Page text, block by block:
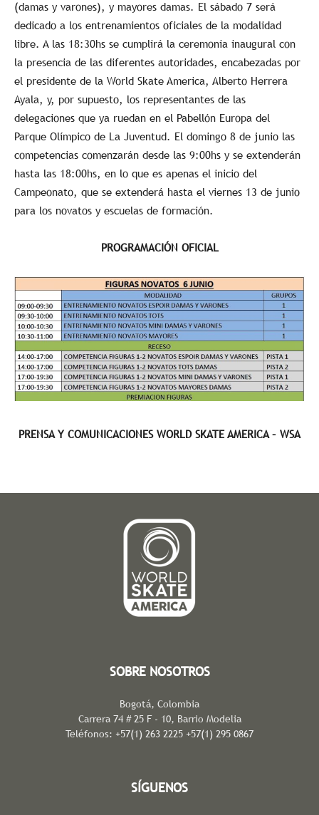
(damas y varones), y mayores damas. El sábado 7 será
dedicado a los entrenamientos oficiales de la modalidad
libre. A las 18:30hs se cumplirá la ceremonia inaugural con
la presencia de las diferentes autoridades, encabezadas por
el presidente de la World Skate America, Alberto Herrera
Ayala, y, por supuesto, los representantes de las
delegaciones que ya ruedan en el Pabellón Europa del
Parque Olímpico de La Juventud. El domingo 8 de junio las
competencias comenzarán desde las 9:00hs y se extenderán
hasta las 18:00hs, en lo que es apenas el inicio del
Campeonato, que se extenderá hasta el viernes 13 de junio
para los novatos y escuelas de formación.
PROGRAMACIÓN OFICIAL
PRENSA Y COMUNICACIONES WORLD SKATE AMERICA – WSA
SOBRE NOSOTROS
Bogotá, Colombia
Carrera 74 # 25 F - 10, Barrio Modelia
Teléfonos: +57(1) 263 2225 +57(1) 295 0867
SÍGUENOS